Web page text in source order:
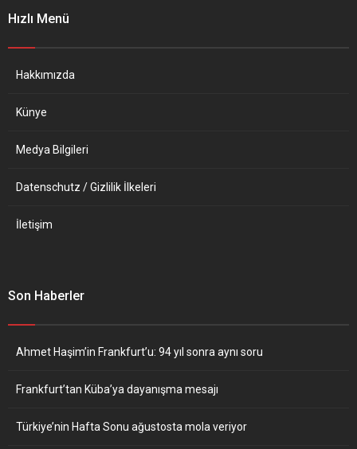
Hızlı Menü
Hakkımızda
Künye
Medya Bilgileri
Datenschutz / Gizlilik İlkeleri
İletişim
Son Haberler
Ahmet Haşim’in Frankfurt’u: 94 yıl sonra aynı soru
Frankfurt’tan Küba’ya dayanışma mesajı
Türkiye’nin Hafta Sonu ağustosta mola veriyor